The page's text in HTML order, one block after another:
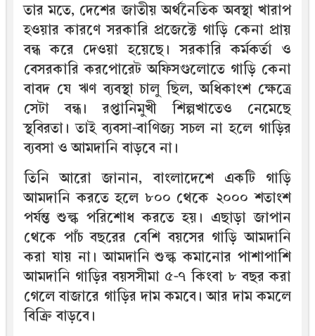
তার মতে, দেশের জাতীয় অর্থনৈতিক অবস্থা খারাপ
হওয়ার কারণে সরকারি প্রজেক্টে গাড়ি কেনা প্রায়
বন্ধ করে দেওয়া হয়েছে। সরকারি কর্মকর্তা ও
বেসরকারি করপোরেট অফিসগুলোতে গাড়ি কেনা
বাবদ যে ঋণ ব্যবস্থা চালু ছিল, অধিকাংশ ক্ষেত্রে
সেটা বন্ধ। রপ্তানিমুখী শিল্পখাতেও নেমেছে
স্থবিরতা। তাই ব্যবসা-বাণিজ্য সচল না হলে গাড়ির
ব্যবসা ও আমদানি বাড়বে না।
তিনি আরো জানান, বাংলাদেশে একটি গাড়ি
আমদানি করতে হলে ৮০০ থেকে ২০০০ শতাংশ
পর্যন্ত শুল্ক পরিশোধ করতে হয়। এছাড়া জাপান
থেকে পাঁচ বছরের বেশি বয়সের গাড়ি আমদানি
করা যায় না। আমদানি শুল্ক কমানোর পাশাপাশি
আমদানি গাড়ির বয়সসীমা ৫-৭ কিংবা ৮ বছর করা
গেলে বাজারে গাড়ির দাম কমবে। আর দাম কমলে
বিক্রি বাড়বে।